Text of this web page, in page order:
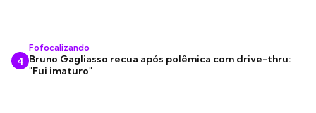
4
Fofocalizando
Bruno Gagliasso recua após polêmica com drive-thru:
"Fui imaturo"